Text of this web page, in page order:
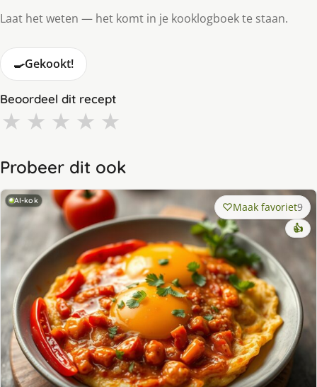
Laat het weten — het komt in je kooklogboek te staan.
🍳Gekookt!
Beoordeel dit recept
★ ★ ★ ★ ★
Probeer dit ook
AI-kok Maak favoriet9
👍